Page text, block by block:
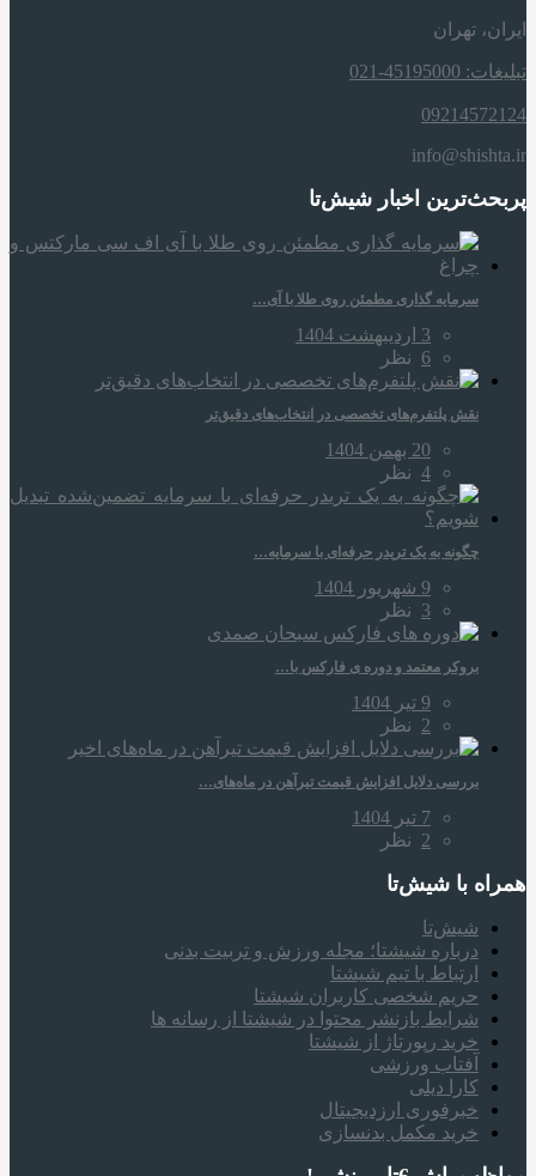
ایران، تهران
تبلیغات: 45195000-021
09214572124
info@shishta.ir
پربحث‌ترین اخبار شیش‌تا
سرمایه‌ گذاری مطمئن روی طلا با آی…
3 اردیبهشت 1404
6 نظر
نقش پلتفرم‌های تخصصی در انتخاب‌های دقیق‌تر
20 بهمن 1404
4 نظر
چگونه به یک تریدر حرفه‌ای با سرمایه…
9 شهریور 1404
3 نظر
بروکر معتمد و دوره‌ ی فارکس با…
9 تیر 1404
2 نظر
بررسی دلایل افزایش قیمت تیرآهن در ماه‌های…
7 تیر 1404
2 نظر
همراه‌ با شیش‌تا
شیش‌تا
درباره شیشتا؛ مجله ورزش و تربیت بدنی
ارتباط با تیم شیشتا
حریم شخصی کاربران شیشتا
شرایط بازنشر محتوا در شیشتا از رسانه ها
خرید رپورتاژ از شیشتا
آفتاب ورزشی
کارا دیلی
خبرفوری ارزدیجیتال
خرید مکمل بدنسازی